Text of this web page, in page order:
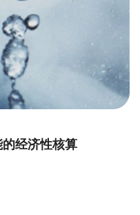
经济性核算